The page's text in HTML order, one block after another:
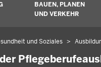
Untermenü öffnen
BAUEN, PLANEN
UND VERKEHR
und Soziales